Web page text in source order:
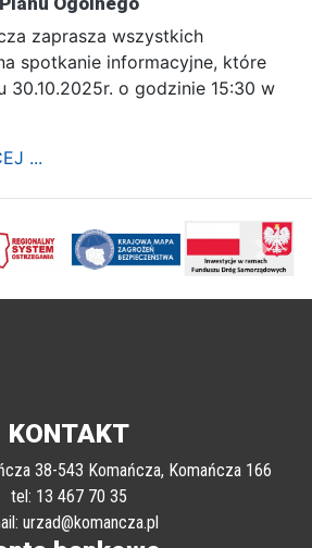
zaprasza wszystkich
spotkanie informacyjne, które
30.10.2025r. o godzinie 15:30 w
...
KONTAKT
38-543 Komańcza, Komańcza 166
urzad@komancza.pl